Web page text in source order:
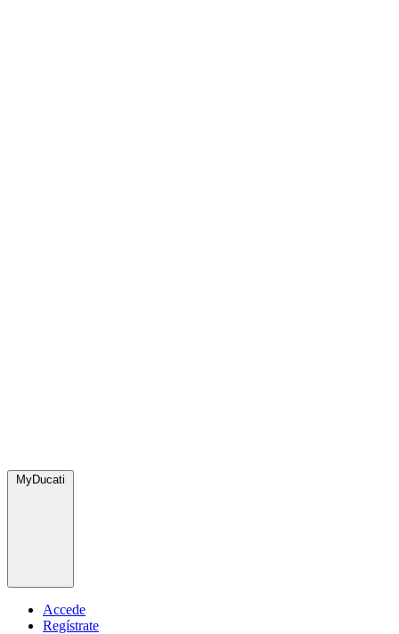
MyDucati
Accede
Regístrate